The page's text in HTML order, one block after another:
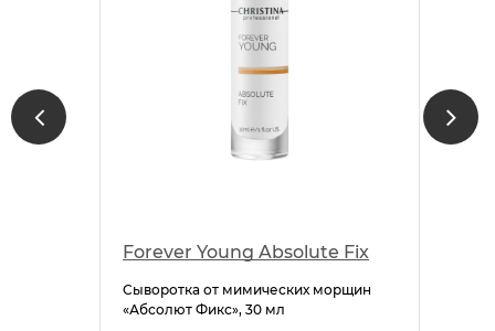
Forever Young Absolute Fix
Сыворотка от мимических морщин
«Абсолют Фикс», 30 мл